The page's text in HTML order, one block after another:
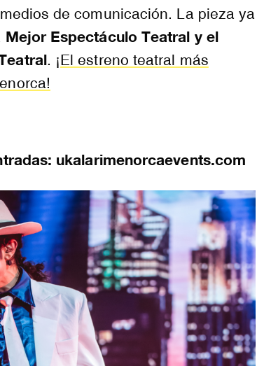
de comunicación. La pieza ya
Mejor Espectáculo Teatral y el
. ¡El estreno teatral más
ukalarimenorcaevents.com